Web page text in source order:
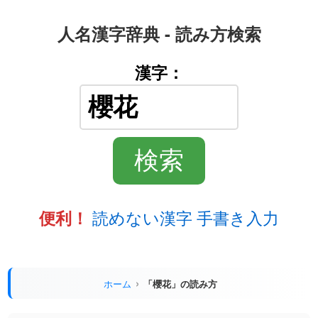
人名漢字辞典 - 読み方検索
漢字：
便利！ 読めない漢字 手書き入力
ホーム 「櫻花」の読み方